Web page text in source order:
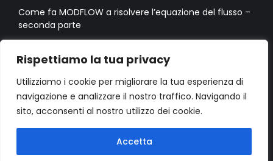
Rispettiamo la tua privacy
Utilizziamo i cookie per migliorare la tua esperienza di
navigazione e analizzare il nostro traffico. Navigando il
sito, acconsenti al nostro utilizzo dei cookie.
Accetta
Come fa MODFLOW a risolvere l’equazione del flusso –
seconda parte
prima parte